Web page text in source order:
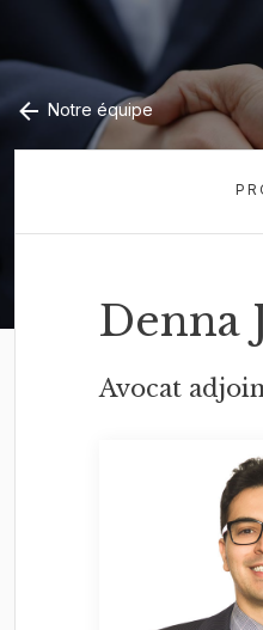
Notre équipe
Denna
Avocat